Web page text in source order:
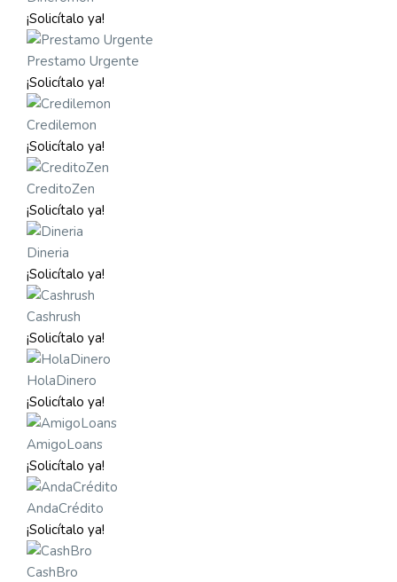
¡Solicítalo ya!
Prestamo Urgente
¡Solicítalo ya!
Credilemon
¡Solicítalo ya!
CreditoZen
¡Solicítalo ya!
Dineria
¡Solicítalo ya!
Cashrush
¡Solicítalo ya!
HolaDinero
¡Solicítalo ya!
AmigoLoans
¡Solicítalo ya!
AndaCrédito
¡Solicítalo ya!
CashBro